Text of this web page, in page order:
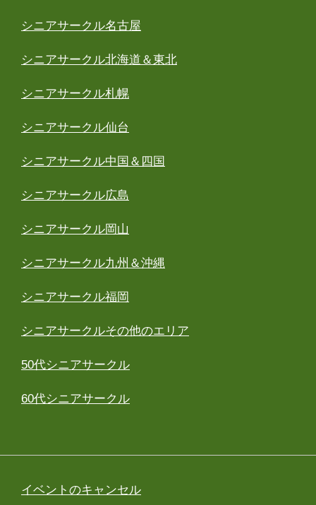
シニアサークル名古屋
シニアサークル北海道＆東北
シニアサークル札幌
シニアサークル仙台
シニアサークル中国＆四国
シニアサークル広島
シニアサークル岡山
シニアサークル九州＆沖縄
シニアサークル福岡
シニアサークルその他のエリア
50代シニアサークル
60代シニアサークル
イベントのキャンセル